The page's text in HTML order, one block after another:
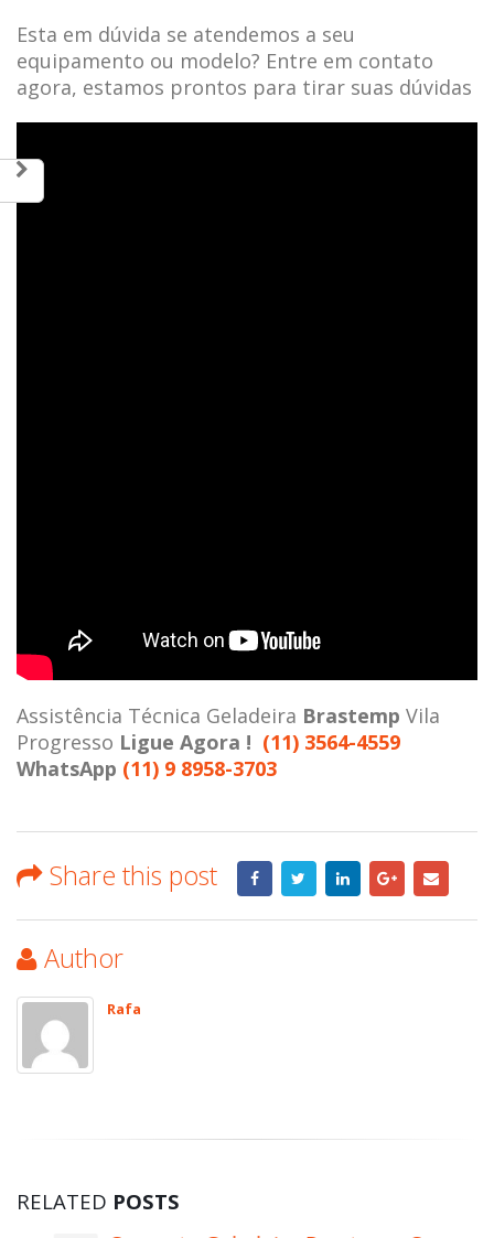
Esta em dúvida se atendemos a seu
equipamento ou modelo? Entre em contato
agora, estamos prontos para tirar suas dúvidas
Assistência Técnica Geladeira Brastemp Vila
Progresso Ligue Agora ! (11) 3564-4559
WhatsApp (11) 9 8958-3703
Share this post
Author
Rafa
RELATED POSTS